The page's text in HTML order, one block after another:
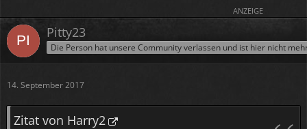
ANZEIGE
Pitty23
Die Person hat unsere Community verlassen und ist hier nicht
14. September 2017
Zitat von Harry2